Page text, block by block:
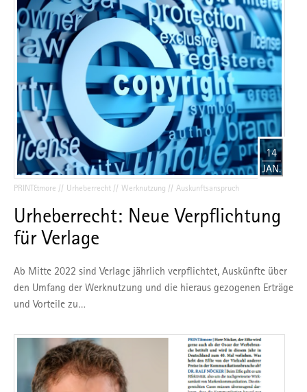
Sie können Ihre Präferenzen jederzeit anpassen sowie Ihre
Einwilligung widerrufen, indem Sie uns per E-Mail
informieren:
info@mvfp.de
. Weitere Informationen finden
Sie in unserer
Datenschutzerklärungund unserem
Impressum
14
JAN.
PRINT&more Urheberrecht Werknutzung Auskunftsanspruch
Urheberrecht: Neue Verpflichtung
für Verlage
Ab Mitte 2022 sind Verlage jährlich verpflichtet, Auskünfte über
den Umfang der Werknutzung und die hieraus gezogenen Erträge
und Vorteile zu…